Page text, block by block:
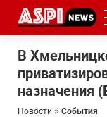
В
назначения
Новости » События